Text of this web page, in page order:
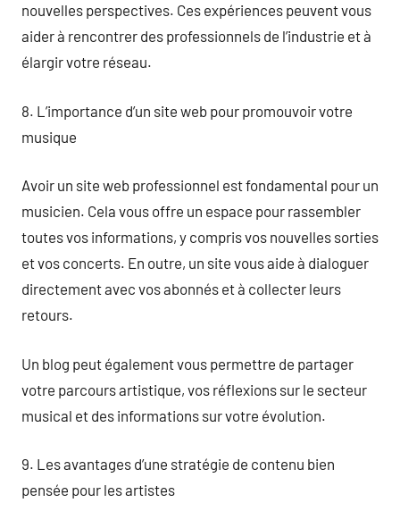
nouvelles perspectives. Ces expériences peuvent vous
aider à rencontrer des professionnels de l’industrie et à
élargir votre réseau.
8. L’importance d’un site web pour promouvoir votre
musique
Avoir un site web professionnel est fondamental pour un
musicien. Cela vous offre un espace pour rassembler
toutes vos informations, y compris vos nouvelles sorties
et vos concerts. En outre, un site vous aide à dialoguer
directement avec vos abonnés et à collecter leurs
retours.
Un blog peut également vous permettre de partager
votre parcours artistique, vos réflexions sur le secteur
musical et des informations sur votre évolution.
9. Les avantages d’une stratégie de contenu bien
pensée pour les artistes